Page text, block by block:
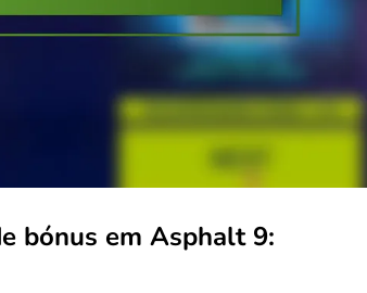
bónus em Asphalt 9: